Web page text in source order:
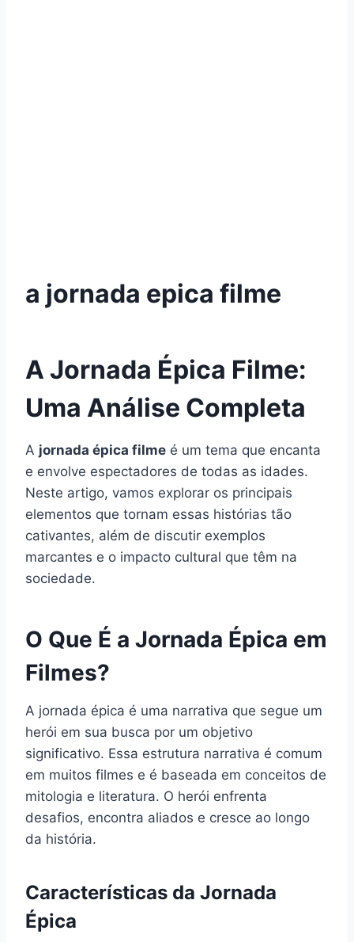
a jornada epica filme
A Jornada Épica Filme:
Uma Análise Completa
A jornada épica filme é um tema que encanta
e envolve espectadores de todas as idades.
Neste artigo, vamos explorar os principais
elementos que tornam essas histórias tão
cativantes, além de discutir exemplos
marcantes e o impacto cultural que têm na
sociedade.
O Que É a Jornada Épica em
Filmes?
A jornada épica é uma narrativa que segue um
herói em sua busca por um objetivo
significativo. Essa estrutura narrativa é comum
em muitos filmes e é baseada em conceitos de
mitologia e literatura. O herói enfrenta
desafios, encontra aliados e cresce ao longo
da história.
Características da Jornada
Épica